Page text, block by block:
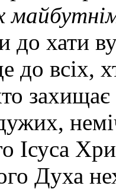
до хати
до всіх,
Ісуса
Духа